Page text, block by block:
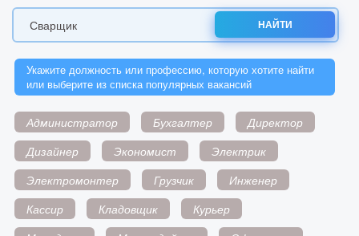
НАЙТИ
Укажите должность или профессию, которую хотите найти
или выберите из списка популярных вакансий
Администратор Бухгалтер
Директор
Дизайнер
Экономист
Электрик
Электромонтер
Грузчик
Инженер
Кассир
Кладовщик
Курьер